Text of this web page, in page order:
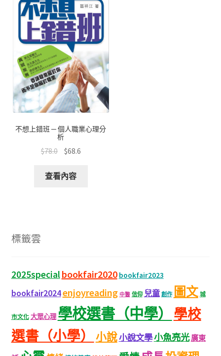
不想上錯班 ─ 個人職業心理分
析
$78.0 $68.6
查看內容
標籤雲
2025specialbookfair2020 bookfair2023
bookfair2024enjoyreading 中醫 信仰 兒童 創作 圖文 城
市文化 大眾心理 學校選書（中學）
學校
選書（小學）
小說小說文學小魚亮光廣東